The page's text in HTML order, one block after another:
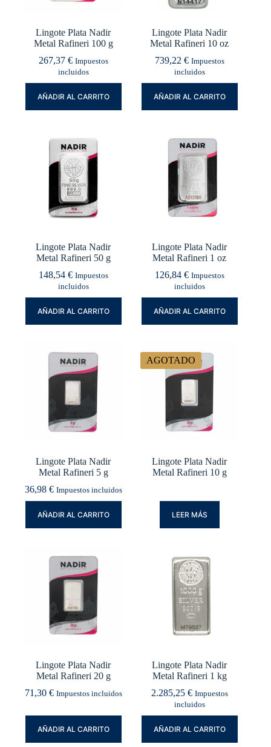
Lingote Plata Nadir
Metal Rafineri 100 g
267,37 € Impuestos
incluidos
AÑADIR AL CARRITO
Lingote Plata Nadir
Metal Rafineri 10 oz
739,22 € Impuestos
incluidos
AÑADIR AL CARRITO
Lingote Plata Nadir
Metal Rafineri 50 g
148,54 € Impuestos
incluidos
AÑADIR AL CARRITO
Lingote Plata Nadir
Metal Rafineri 1 oz
126,84 € Impuestos
incluidos
AÑADIR AL CARRITO
Lingote Plata Nadir
Metal Rafineri 5 g
36,98 € Impuestos incluidos
AÑADIR AL CARRITO
AGOTADO
Lingote Plata Nadir
Metal Rafineri 10 g
LEER MÁS
Lingote Plata Nadir
Metal Rafineri 20 g
71,30 € Impuestos incluidos
AÑADIR AL CARRITO
Lingote Plata Nadir
Metal Rafineri 1 kg
2.285,25 € Impuestos
incluidos
AÑADIR AL CARRITO